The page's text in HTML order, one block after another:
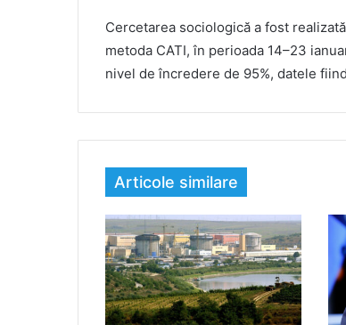
Cercetarea sociologică a fost
metoda CATI, în perioada 14–23
nivel de încredere de 95%, datele
Articole similare